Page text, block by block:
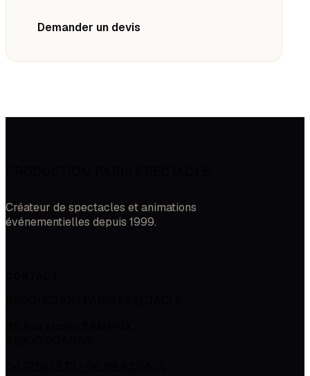
Demander un devis
Créateur de spectacles et animations
événementielles depuis 1999.